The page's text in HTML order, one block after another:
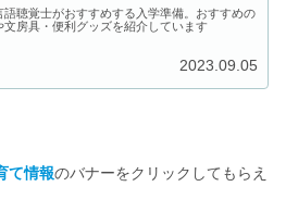
語聴覚士がおすすめする入学準備。おすすめの
文房具・便利グッズを紹介しています
2023.09.05
て情報のバナーをクリックしてもらえ